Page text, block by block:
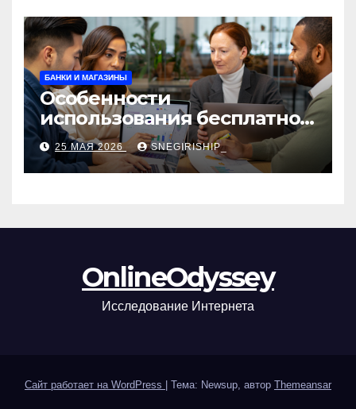
БАНКИ И МАГАЗИНЫ
Особенности
использования бесплатной
версии программ для
автоматизации и
управления предприятием
25 МАЯ 2026 SNEGIRISHIP_
OnlineOdyssey
Исследование Интернета
Сайт работает на WordPress Тема: Newsup, автор Themeansar